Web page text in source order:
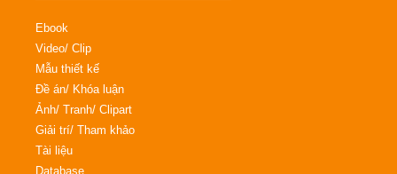
Ebook
Video/ Clip
Mẫu thiết kế
Đề án/ Khóa luận
Ảnh/ Tranh/ Clipart
Giải trí/ Tham khảo
Tài liệu
Database